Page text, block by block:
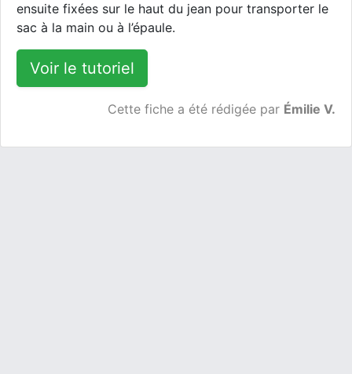
ensuite fixées sur le haut du jean pour transporter le
sac à la main ou à l’épaule.
Voir le tutoriel
Cette fiche a été rédigée par Émilie V.